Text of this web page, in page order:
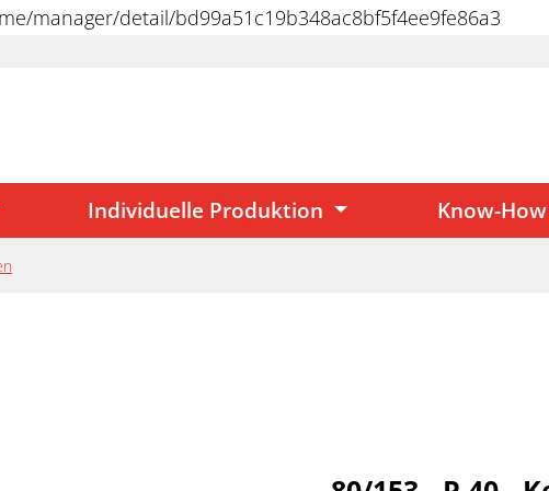
manager/detail/bd99a51c19b348ac8bf5f4ee9fe86a3
Individuelle Produktion Know-How